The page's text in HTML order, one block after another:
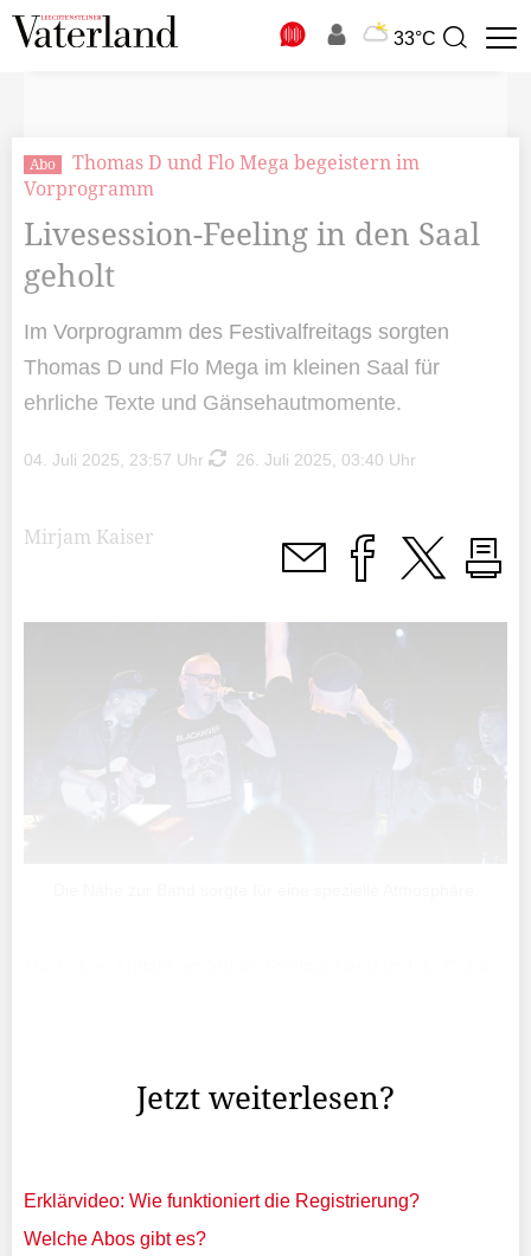
33°C
Suchbegriff
Abo
Thomas D und Flo Mega begeistern im
Vorprogramm
Livesession-Feeling in den Saal
geholt
Im Vorprogramm des Festivalfreitags sorgten
Thomas D und Flo Mega im kleinen Saal für
ehrliche Texte und Gänsehautmomente.
04. Juli 2025, 23:57 Uhr 26. Juli 2025, 03:40 Uhr
Mirjam Kaiser
Jetzt weiterlesen?
Erklärvideo: Wie funktioniert die Registrierung?
Welche Abos gibt es?